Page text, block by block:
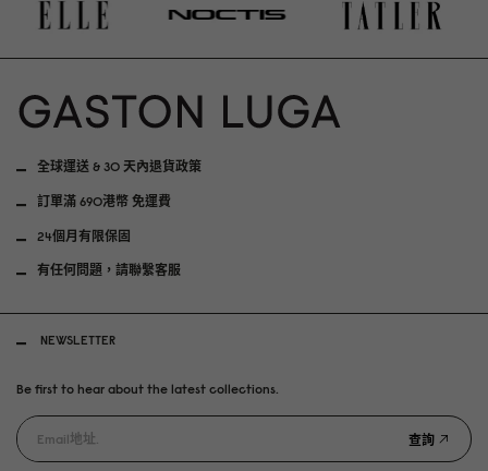
全球運送 & 30 天內退貨政策
訂單滿 690港幣 免運費
24個月有限保固
有任何問題，請聯繫客服
NEWSLETTER
Be first to hear about the latest collections.
查詢